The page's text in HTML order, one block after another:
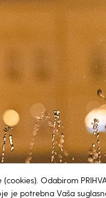
Odabirom
je potrebna Vaša